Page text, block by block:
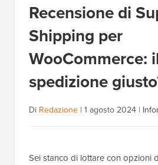
Recensione di
Shipping per
WooCommerce:
spedizione
Di Redazione | 1 agosto 2024 |
Sei stanco di lottare con opzioni